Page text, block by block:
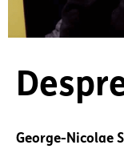
George-Nicolae